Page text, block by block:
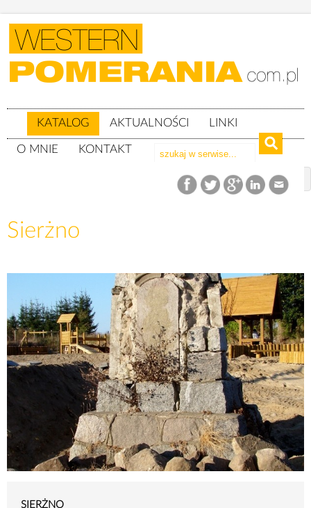
KATALOG AKTUALNOŚCI LINKI
O MNIE KONTAKT
woj. pomorskie
Sierżno
SIERŻNO